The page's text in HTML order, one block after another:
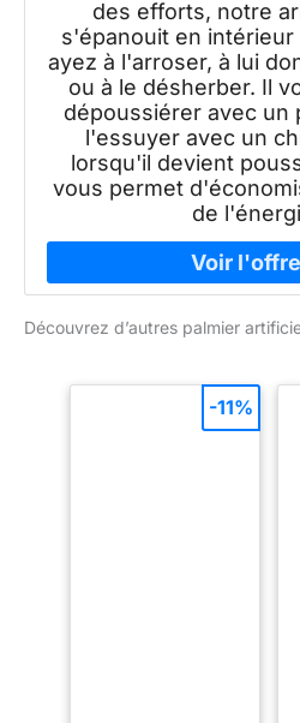
des efforts, notre
s'épanouit en
ayez à l'arroser, à lui
ou à le désherber. Il
dépoussiérer avec un
l'essuyer avec un
lorsqu'il devient
vous permet
de
Découvrez d’autres palmier
-11%